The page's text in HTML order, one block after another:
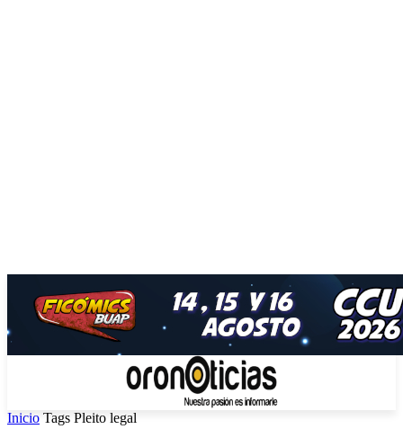
Inicio Tags Pleito legal